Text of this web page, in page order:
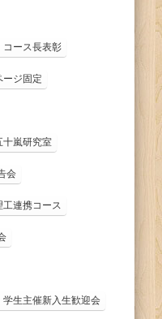
コース長表彰
ージ固定
十嵐研究室
会
工連携コース
学生主催新入生歓迎会